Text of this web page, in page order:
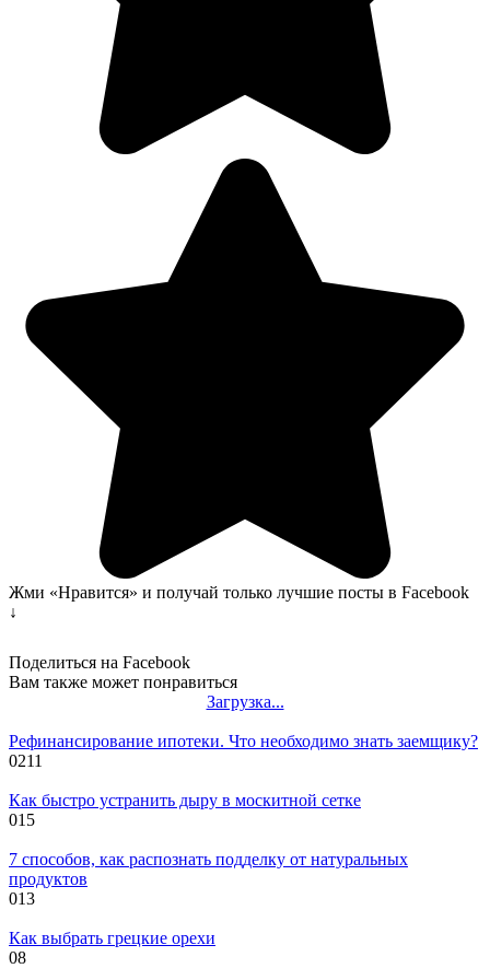
Жми «Нравится» и получай только лучшие посты в Facebook
↓
Поделиться на Facebook
Вам также может понравиться
Загрузка...
Рефинансирование ипотеки. Что необходимо знать заемщику?
0211
Как быстро устранить дыру в москитной сетке
015
7 способов, как распознать подделку от натуральных
продуктов
013
Как выбрать грецкие орехи
08